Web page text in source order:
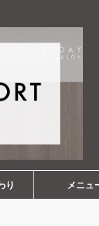
り メニュ